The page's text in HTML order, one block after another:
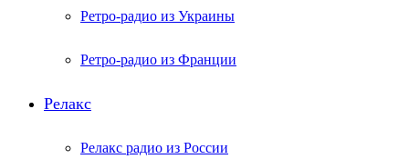
Ретро-радио из Украины
Ретро-радио из Франции
Релакс
Релакс радио из России